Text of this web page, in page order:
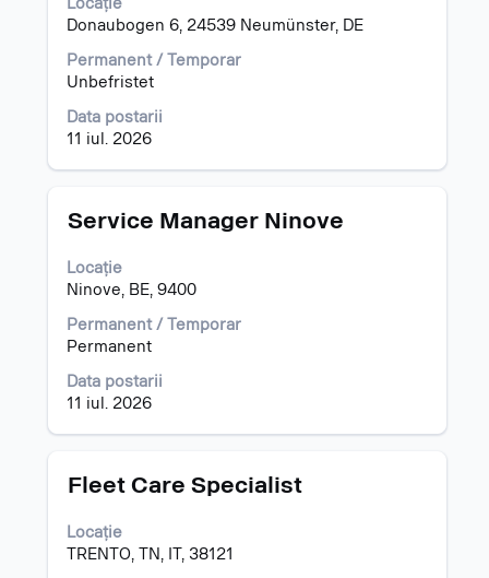
Locație
Donaubogen 6, 24539 Neumünster, DE
Permanent / Temporar
Unbefristet
Data postarii
11 iul. 2026
pentru
a
vizualiza
întregul
al
informațiilor
Titlu
Service Manager Ninove
Locație
Ninove, BE, 9400
Permanent / Temporar
Permanent
Data postarii
11 iul. 2026
Selectați
tasta
spațiu
a
vizualiza
conținut
al
informațiilor
post.
Titlu
Fleet Care Specialist
Locație
TRENTO, TN, IT, 38121
Selectați
tasta
spațiu